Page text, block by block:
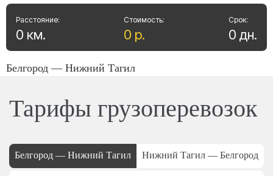
Стоимость:
0 р.
Расстояние:
0 км.
Срок:
0 дн.
Белгород — Нижний Тагил
Тарифы грузоперевозок
Белгород — Нижний Тагил Нижний Тагил — Белгород